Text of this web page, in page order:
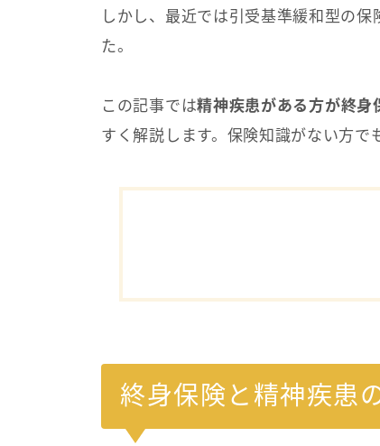
しかし、最近では引受基準緩和型の
た。
この記事では精神疾患がある方が終身
すく解説します。保険知識がない方で
終身保険と精神疾患